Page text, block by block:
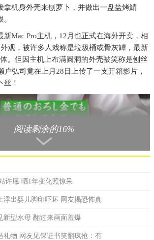
拿机身外壳来刨萝卜，并做出一盘盐烤鯖
新Mac Pro主机，12月也正式在海外开卖，相
观，被许多人戏称是垃圾桶或骨灰罈，最新
。但因主机上布满圆洞的外壳被笑称是刨丝
户弘司竟在上月28日上传了一支开箱影片，
丝！
阅读剩余的16%
许愿 晒1年变化照惊呆
浮出婴儿脚印吓坏 网友揭恐怖真
新型水母 翻过来画面羞爆
礼物 网友见保证书笑翻疯抢：有